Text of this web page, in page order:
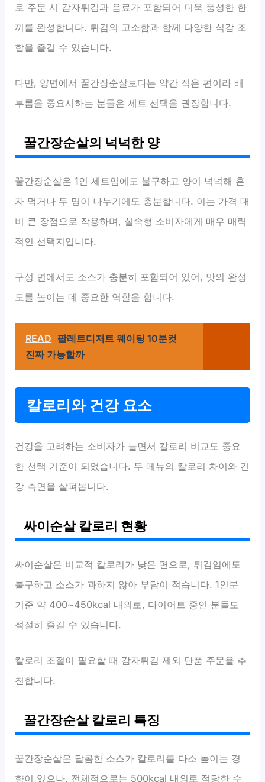
로 주문 시 감자튀김과 음료가 포함되어 더욱 풍성한 한
끼를 완성합니다. 튀김의 고소함과 함께 다양한 식감 조
합을 즐길 수 있습니다.
다만, 양면에서 꿀간장순살보다는 약간 적은 편이라 배
부름을 중요시하는 분들은 세트 선택을 권장합니다.
꿀간장순살의 넉넉한 양
꿀간장순살은 1인 세트임에도 불구하고 양이 넉넉해 혼
자 먹거나 두 명이 나누기에도 충분합니다. 이는 가격 대
비 큰 장점으로 작용하며, 실속형 소비자에게 매우 매력
적인 선택지입니다.
구성 면에서도 소스가 충분히 포함되어 있어, 맛의 완성
도를 높이는 데 중요한 역할을 합니다.
READ 팔레트디저트 웨이팅 10분컷
진짜 가능할까
칼로리와 건강 요소
건강을 고려하는 소비자가 늘면서 칼로리 비교도 중요
한 선택 기준이 되었습니다. 두 메뉴의 칼로리 차이와 건
강 측면을 살펴봅니다.
싸이순살 칼로리 현황
싸이순살은 비교적 칼로리가 낮은 편으로, 튀김임에도
불구하고 소스가 과하지 않아 부담이 적습니다. 1인분
기준 약 400~450kcal 내외로, 다이어트 중인 분들도
적절히 즐길 수 있습니다.
칼로리 조절이 필요할 때 감자튀김 제외 단품 주문을 추
천합니다.
꿀간장순살 칼로리 특징
꿀간장순살은 달콤한 소스가 칼로리를 다소 높이는 경
향이 있으나, 전체적으로는 500kcal 내외로 적당한 수